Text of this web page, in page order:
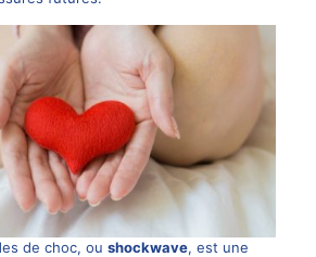
de choc, ou shockwave, est une